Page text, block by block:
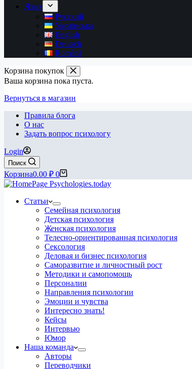
Язык
Русский
Українська
English
Deutsch
Română
Корзина покупок
Ваша корзина пока пуста.
Вернуться в магазин
Правила блога
О нас
Задать вопрос психологу
Login
Поиск
Корзина0.00 ₽ 0
Статьи
Семейная психология
Детская психология
Женская психология
Телесно-ориентированная психология
Сексология
Деловая и бизнес психология
Саморазвитие и личностный рост
Методики и самопомощь
Персоналии
Направления психологии
Эмоции и чувства
Интересно знать!
Кейсы
Интервью
Юмор
Наша команда
Авторы
Переводчики